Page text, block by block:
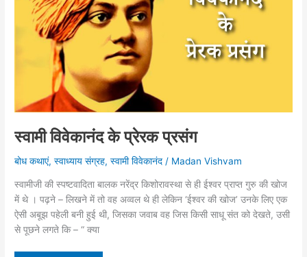
स्वामी विवेकानंद के प्रेरक प्रसंग
बोध कथाएं,स्वाध्याय संग्रह,स्वामी विवेकानंद / Madan Vishvam
स्वामीजी की स्पष्टवादिता बालक नरेंद्र किशोरावस्था से ही ईश्वर प्राप्त गुरु की खोज
में थे । पढ़ने – लिखने में तो वह अव्वल थे ही लेकिन ‘ईश्वर की खोज’ उनके लिए एक
ऐसी अबूझ पहेली बनी हुई थी, जिसका जवाब वह जिस किसी साधू संत को देखते, उसी
से पूछने लगते कि – “ क्या